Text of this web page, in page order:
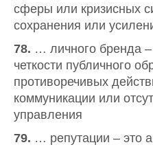
сферы или кризисных
сохранения или
78. … личного бренда –
четкости публичного
противоречивых
коммуникации или
управления
79. … репутации – это